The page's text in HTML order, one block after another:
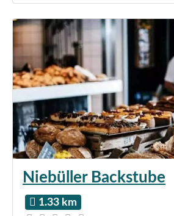
Niebüller Backstube
1.33 km